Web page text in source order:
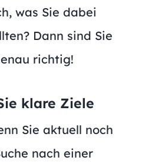
was Sie dabei
Dann sind Sie
richtig!
klare Ziele
Sie aktuell noch
nach einer